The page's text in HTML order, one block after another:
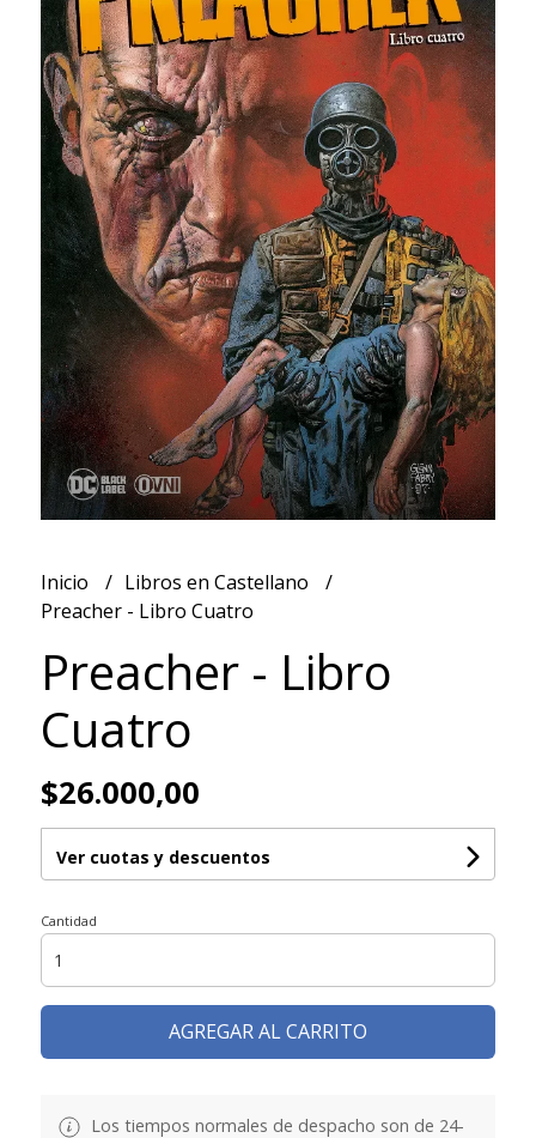
Inicio
Libros en Castellano
Preacher - Libro Cuatro
Preacher - Libro
Cuatro
$26.000,00
Ver cuotas y descuentos
Cantidad
AGREGAR AL CARRITO
Los tiempos normales de despacho son de 24-